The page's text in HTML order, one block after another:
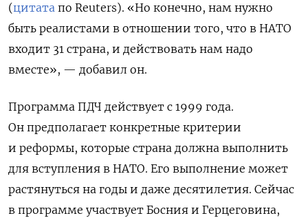
(цитата по Reuters). «Но конечно, нам нужно
быть реалистами в отношении того, что в НАТО
входит 31 страна, и действовать нам надо
вместе», — добавил он.
Программа ПДЧ действует с 1999 года.
Он предполагает конкретные критерии
и реформы, которые страна должна выполнить
для вступления в НАТО. Его выполнение может
растянуться на годы и даже десятилетия. Сейчас
в программе участвует Босния и Герцеговина,